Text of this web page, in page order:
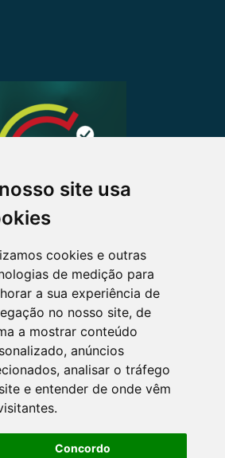
site usa
cookies e outras
de medição para
a sua experiência de
no nosso site, de
a mostrar conteúdo
anúncios
analisar o tráfego
e entender de onde vêm
Concordo
site tem um caráter exclusivamente
não constituindo um parecer
segurança ou assessoria jurídica.